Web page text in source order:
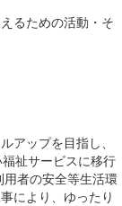
るための活動・そ
アップを目指し、
祉サービスに移行
者の安全等生活環
により、ゆったり